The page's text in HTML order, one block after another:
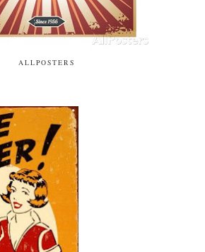
ALLPOSTERS